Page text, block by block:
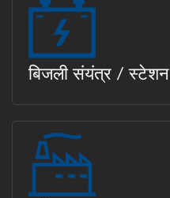
बिजली संयंत्र / स्टेशन